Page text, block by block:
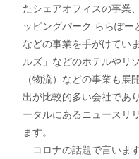
たシェアオフィスの事業
ッピングパーク ららぽー
などの事業を手がけてい
ルズ」などのホテルやリ
（物流）などの事業も
出が比較的多い会社であ
ータルにあるニュースリ
ます。
コロナの話題で言いま